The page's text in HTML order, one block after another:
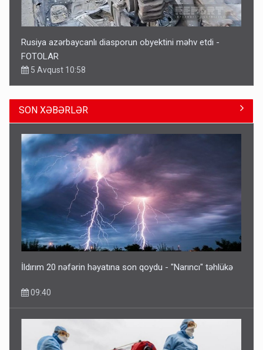
Rusiya azərbaycanlı diasporun obyektini məhv etdi -
FOTOLAR
5 Avqust 10:58
Əhaliyə hava ilə bağlı VACİB XƏBƏRDARLIQ - Saat 11:00-
dan…
SON XƏBƏRLƏR
İldırım 20 nəfərin həyatına son qoydu - "Narıncı" təhlükə
09:40